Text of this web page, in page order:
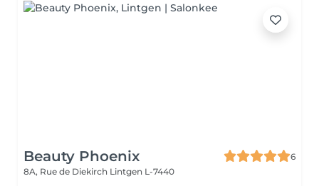
Beauty Phoenix
6
8A, Rue de Diekirch Lintgen L-7440